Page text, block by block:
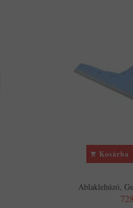
Kosárba
Ablaklehúzó,